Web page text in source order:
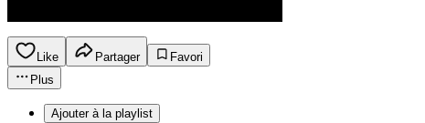
Like Partager
Favori
Plus
Ajouter à la playlist